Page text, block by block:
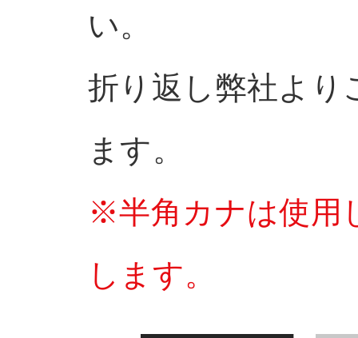
い。
折り返し弊社より
ます。
※半角カナは使用
します。